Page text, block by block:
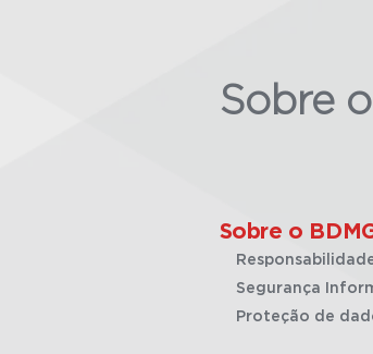
Sobre
Sobre o
Segurança
Proteção de